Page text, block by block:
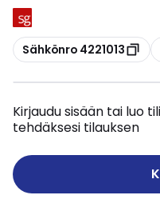
Kopioi
Sähkönro 4221013
Kirjaudu sisään tai luo
tehdäksesi tilauksen